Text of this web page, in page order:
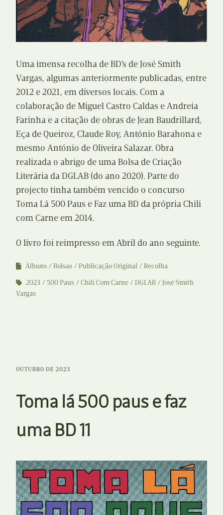
Uma imensa recolha de BD’s de José Smith
Vargas, algumas anteriormente publicadas, entre
2012 e 2021, em diversos locais. Com a
colaboração de Miguel Castro Caldas e Andreia
Farinha e a citação de obras de Jean Baudrillard,
Eça de Queiroz, Claude Roy, António Barahona e
mesmo António de Oliveira Salazar. Obra
realizada o abrigo de uma Bolsa de Criação
Literária da DGLAB (do ano 2020). Parte do
projecto tinha também vencido o concurso
Toma Lá 500 Paus e Faz uma BD da própria Chili
com Carne em 2014.
O livro foi reimpresso em Abril do ano seguinte.
Álbuns Bolsas Publicação Original
Recolha
2023
500 Paus Chili Com Carne DGLAB
José Smith
Vargas
OUTUBRO DE 2023
Toma lá 500 paus e faz
uma BD 11